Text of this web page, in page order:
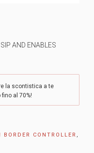
AND ENABLES
la scontistica a te
al 70%!
BORDER CONTROLLER ,